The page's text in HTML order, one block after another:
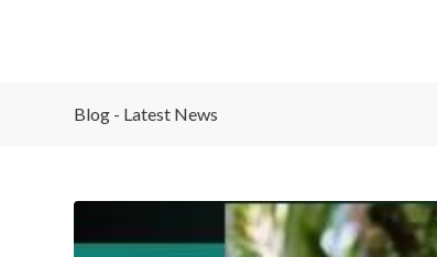
Blog - Latest News